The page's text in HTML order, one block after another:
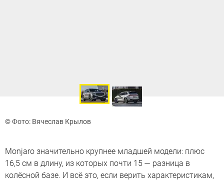
© Фото: Вячеслав Крылов
Monjaro значительно крупнее младшей модели: плюс
16,5 см в длину, из которых почти 15 — разница в
колёсной базе. И всё это, если верить характеристикам,